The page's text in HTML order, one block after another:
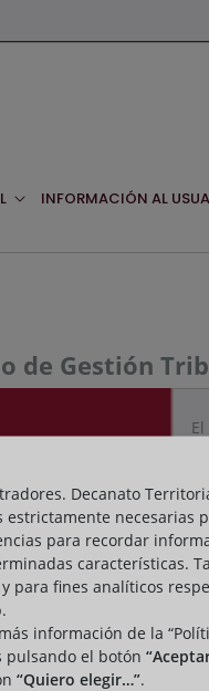
INFORMACIÓN AL
de Gestión
Decanato
estrictamente necesarias
para recordar
características.
para fines analíticos
información de la
pulsando el botón
“Quiero elegir…”.